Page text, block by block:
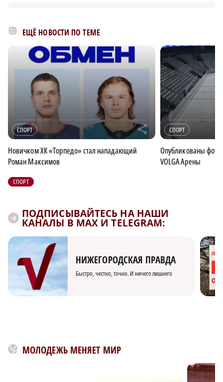
ЕЩЁ НОВОСТИ ПО ТЕМЕ
СПОРТ r
Новичком ХК «Торпедо» стал нападающий
Роман Максимов
СПОРТ
Опубликованы
VOLGA Арены
СПОРТ
ПОДПИСЫВАЙТЕСЬ НА НАШИ
КАНАЛЫ В MAX И TELEGRAM:
НИЖЕГОРОДСКАЯ ПРАВДА
Быстро, честно, точно. И ничего лишнего
МОЛОДЕЖЬ МЕНЯЕТ МИР